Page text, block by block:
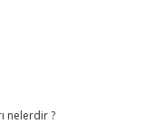
nelerdir ?